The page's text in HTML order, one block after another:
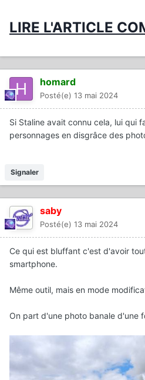
LIRE L'ARTICLE
homard
Posté(e) 13 mai 2024
Si Staline avait connu cela, lui qui
personnages en disgrâce des
Signaler
saby
Posté(e) 13 mai 2024
Ce qui est bluffant c'est d'avoir
smartphone.
Même outil, mais en mode
On part d'une photo banale d'une